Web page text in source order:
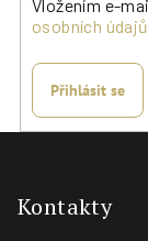
Vložením e-
osobních údajů
Přihlásit se
Kontakty